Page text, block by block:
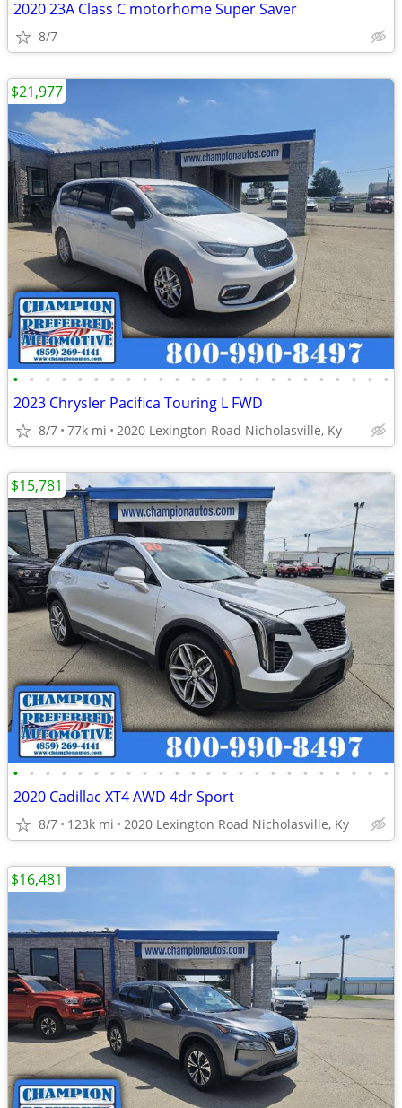
2020 23A Class C motorhome Super Saver
8/7
• • • • • • • • • • • • • • • • • • • • • • • •
2023 Chrysler Pacifica Touring L FWD
8/7 77k mi 2020 Lexington Road Nicholasville, Ky
$21,977
• • • • • • • • • • • • • • • • • • • • • • • •
2020 Cadillac XT4 AWD 4dr Sport
8/7 123k mi 2020 Lexington Road Nicholasville, Ky
$15,781
$16,481